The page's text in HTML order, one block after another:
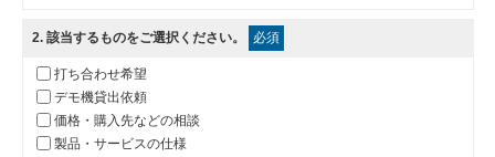
2. 該当するものをご選択ください。 必須
打ち合わせ希望
デモ機貸出依頼
価格・購入先などの相談
製品・サービスの仕様